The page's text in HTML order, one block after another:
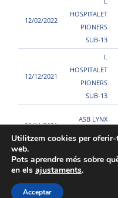
12/02/2022
HOSPITALET
PIONERS
SUB-13
12/12/2021
L
HOSPITALET
PIONERS
SUB-13
20/11/2021
ASB LYNX
Utilitzem cookies per
web.
Pots aprendre més sobre
en els ajustaments.
Acceptar